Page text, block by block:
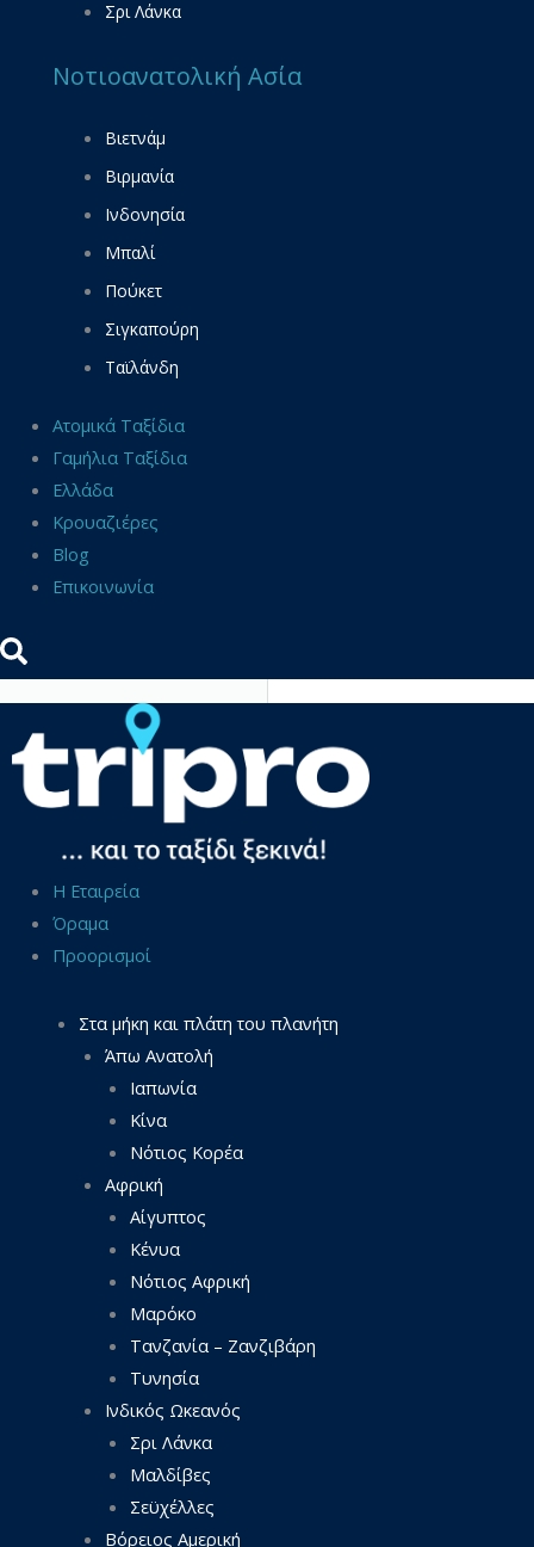
Σρι Λάνκα
Νοτιοανατολική Ασία
Βιετνάμ
Βιρμανία
Ινδονησία
Μπαλί
Πούκετ
Σιγκαπούρη
Ταϊλάνδη
Ατομικά Ταξίδια
Γαμήλια Ταξίδια
Ελλάδα
Κρουαζιέρες
Blog
Επικοινωνία
Η Εταιρεία
Όραμα
Προορισμοί
Στα μήκη και πλάτη του πλανήτη
Άπω Ανατολή
Ιαπωνία
Κίνα
Νότιος Κορέα
Αφρική
Αίγυπτος
Κένυα
Νότιος Αφρική
Μαρόκο
Τανζανία – Ζανζιβάρη
Τυνησία
Ινδικός Ωκεανός
Σρι Λάνκα
Μαλδίβες
Σεϋχέλλες
Βόρειος Αμερική